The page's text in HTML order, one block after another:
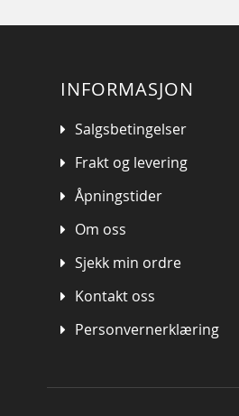
INFORMASJON
Salgsbetingelser
Frakt og levering
Åpningstider
Om oss
Sjekk min ordre
Kontakt oss
Personvernerklæring